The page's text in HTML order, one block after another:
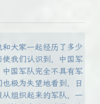
大家一起经历了多少
我们认识到，中国军
国军队完全不具有军
极为失望地看到，日
组织起来的军队，一